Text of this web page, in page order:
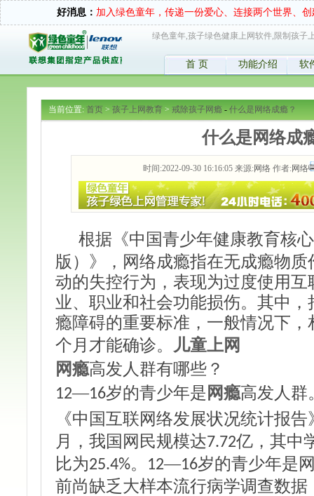
好消息： 加入绿色童年，传递一份爱心、连接两个世界、
绿色童年,孩子绿色健康上网软件,限制孩子
首 页 功能介绍 软
当前位置: 首页> 孩子上网教育> 戒除孩子网瘾 - 什么是网络成瘾？
什么是网络成
时间:2022-09-30 16:16:05 来源:网络作者:网络
根据《中国青少年健康教育核
版）》，网络成瘾指在无成瘾物
动的失控行为，表现为过度使用
业、职业和社会功能损伤。其中
瘾障碍的重要标准，一般情况下
个月才能确诊。
儿童上网
网瘾高发人群有哪些？
12—16岁的青少年是 网瘾高发人群
《中国互联网络发展状况统计报
月，我国网民规模达7.72亿，其中
比为25.4%。 12—16岁的青少年是
前尚缺乏大样本流行病学调查数